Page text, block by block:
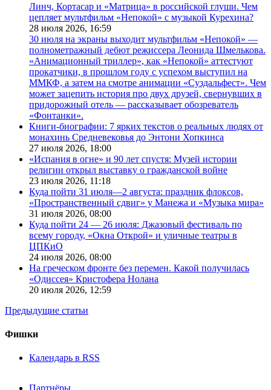
Линч, Кортасар и «Матрица» в российской глуши. Чем
цепляет мультфильм «Непокой» с музыкой Курехина?
28 июля 2026, 16:59
30 июля на экраны выходит мультфильм «Непокой» —
полнометражный дебют режиссера Леонида Шмелькова.
«Анимационный триллер», как «Непокой» аттестуют
прокатчики, в прошлом году с успехом выступил на
ММКФ, а затем на смотре анимации «Суздальфест». Чем
может зацепить история про двух друзей, свернувших в
придорожный отель — рассказывает обозреватель
«Фонтанки».
Книги-биографии: 7 ярких текстов о реальных людях от
монахинь Средневековья до Энтони Хопкинса
27 июля 2026, 18:00
«Испания в огне» и 90 лет спустя: Музей истории
религии открыл выставку о гражданской войне
23 июля 2026, 11:18
Куда пойти 31 июля—2 августа: праздник флоксов,
«Пространственный сдвиг» у Манежа и «Музыка мира»
31 июля 2026, 08:00
Куда пойти 24 — 26 июля: Джазовый фестиваль по
всему городу, «Окна Открой» и уличные театры в
ЦПКиО
24 июля 2026, 08:00
На греческом фронте без перемен. Какой получилась
«Одиссея» Кристофера Нолана
20 июля 2026, 12:59
Предыдущие статьи
Фишки
Календарь в RSS